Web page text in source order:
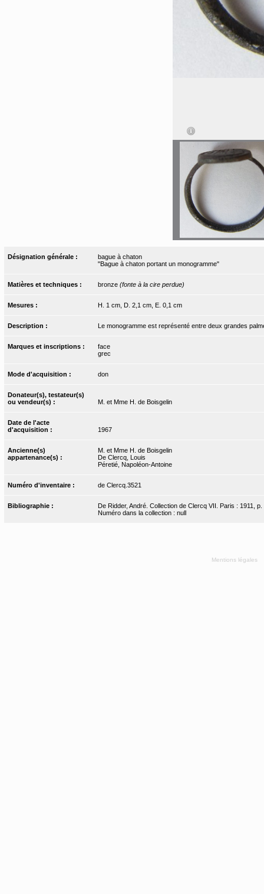
Désignation générale :
bague à chaton
"Bague à chaton portant un monogramme"
Matières et techniques : bronze (fonte à la cire perdue)
Mesures : H. 1 cm, D. 2,1 cm, E. 0,1 cm
Description : Le monogramme est représenté entre deux grandes
Marques et inscriptions :
face
grec
Mode d'acquisition : don
Donateur(s), testateur(s)
ou vendeur(s) :
M. et Mme H. de Boisgelin
Date de l'acte
d'acquisition :
1967
Ancienne(s)
appartenance(s) :
M. et Mme H. de Boisgelin
De Clercq, Louis
Péretié, Napoléon-Antoine
Numéro d'inventaire : de Clercq.3521
Bibliographie :
De Ridder, André. Collection de Clercq VII. Paris : 1911, p.
Numéro dans la collection : null
Mentions légales